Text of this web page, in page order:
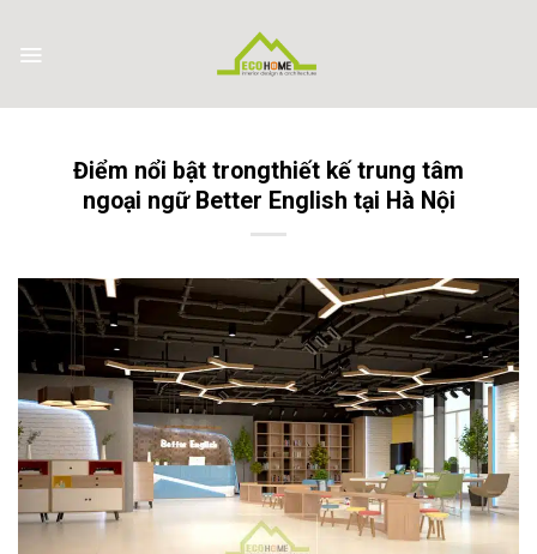
content
Điểm nổi bật trongthiết kế trung tâm
ngoại ngữ Better English tại Hà Nội